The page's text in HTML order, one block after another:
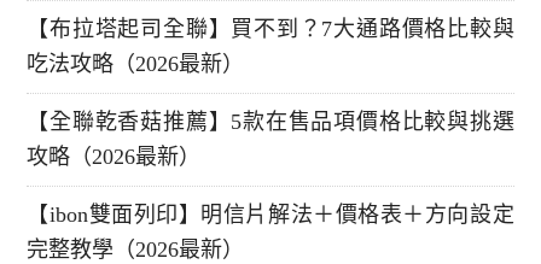
【布拉塔起司全聯】買不到？7大通路價格比較與
吃法攻略（2026最新）
【全聯乾香菇推薦】5款在售品項價格比較與挑選
攻略（2026最新）
【ibon雙面列印】明信片解法＋價格表＋方向設定
完整教學（2026最新）